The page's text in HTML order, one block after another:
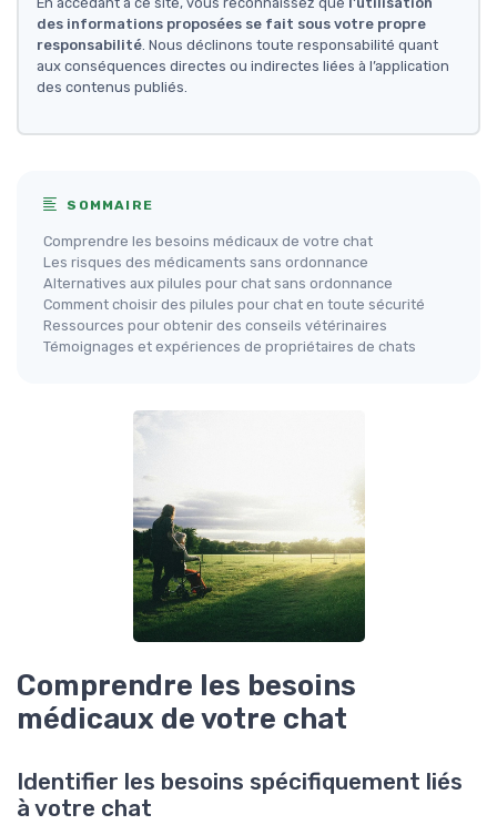
des informations proposées se fait sous votre propre
responsabilité. Nous déclinons toute responsabilité quant
aux conséquences directes ou indirectes liées à l’application
des contenus publiés.
SOMMAIRE
Comprendre les besoins médicaux de votre chat
Les risques des médicaments sans ordonnance
Alternatives aux pilules pour chat sans ordonnance
Comment choisir des pilules pour chat en toute sécurité
Ressources pour obtenir des conseils vétérinaires
Témoignages et expériences de propriétaires de chats
Comprendre les besoins
médicaux de votre chat
Identifier les besoins spécifiquement liés
à votre chat